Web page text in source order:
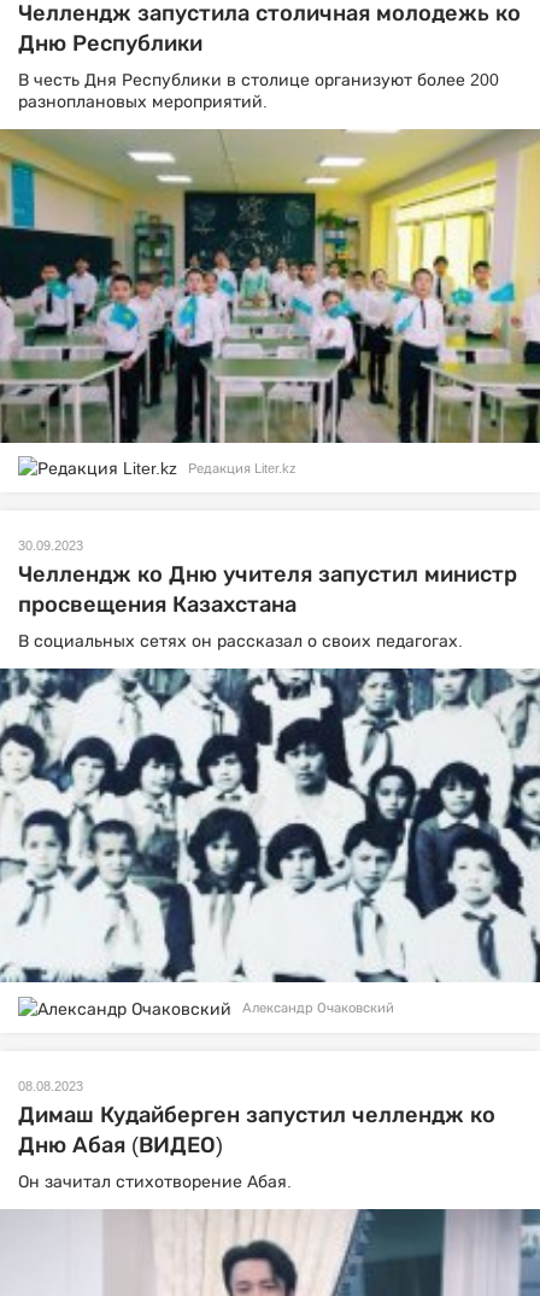
Челлендж запустила столичная молодежь ко
Дню Республики
В честь Дня Республики в столице организуют более 200
разноплановых мероприятий.
Редакция Liter.kz
30.09.2023
Челлендж ко Дню учителя запустил министр
просвещения Казахстана
В социальных сетях он рассказал о своих педагогах.
Александр Очаковский
08.08.2023
Димаш Кудайберген запустил челлендж ко
Дню Абая (ВИДЕО)
Он зачитал стихотворение Абая.